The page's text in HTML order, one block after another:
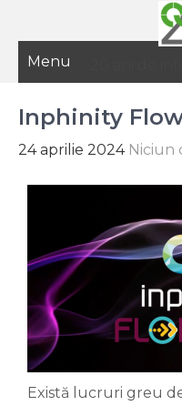
Menu
Inphinity
24 aprilie 2024 Niciun
Există lucruri greu